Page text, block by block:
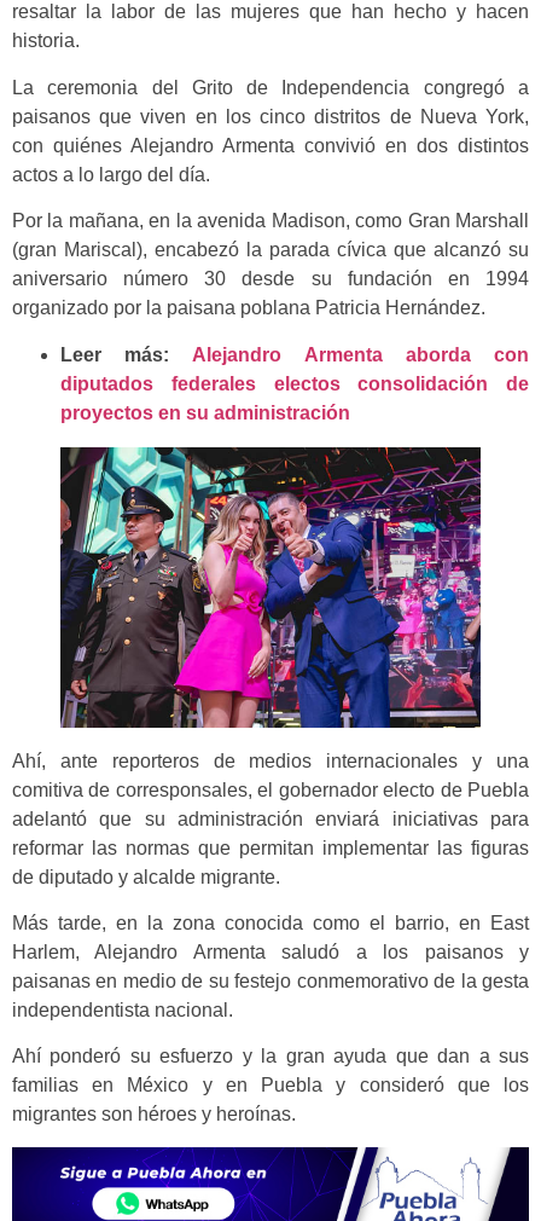
resaltar la labor de las mujeres que han hecho y hacen
historia.
La ceremonia del Grito de Independencia congregó a
paisanos que viven en los cinco distritos de Nueva York,
con quiénes Alejandro Armenta convivió en dos distintos
actos a lo largo del día.
Por la mañana, en la avenida Madison, como Gran Marshall
(gran Mariscal), encabezó la parada cívica que alcanzó su
aniversario número 30 desde su fundación en 1994
organizado por la paisana poblana Patricia Hernández.
Leer más: Alejandro Armenta aborda con
diputados federales electos consolidación de
proyectos en su administración
Ahí, ante reporteros de medios internacionales y una
comitiva de corresponsales, el gobernador electo de Puebla
adelantó que su administración enviará iniciativas para
reformar las normas que permitan implementar las figuras
de diputado y alcalde migrante.
Más tarde, en la zona conocida como el barrio, en East
Harlem, Alejandro Armenta saludó a los paisanos y
paisanas en medio de su festejo conmemorativo de la gesta
independentista nacional.
Ahí ponderó su esfuerzo y la gran ayuda que dan a sus
familias en México y en Puebla y consideró que los
migrantes son héroes y heroínas.